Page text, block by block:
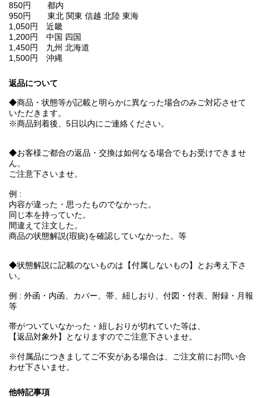
850円 都内
950円 東北 関東 信越 北陸 東海
1,050円 近畿
1,200円 中国 四国
1,450円 九州 北海道
1,500円 沖縄
返品について
◆商品・状態等が記載と明らかに異なった場合のみご対応させて
いただきます。
※商品到着後、5日以内にご連絡ください。
◆お客様ご都合の返品・交換は如何なる場合でもお受けできませ
ん。
ご注意下さいませ。
例 :
内容が違った・思ったものでなかった。
同じ本を持っていた。
間違えて注文した。
商品の状態解説(瑕疵)を確認していなかった。等
◆状態解説に記載のないものは【付属しないもの】とお考え下さ
い。
例 : 外函・内函、カバー、帯、紐しおり、付図・付表、附録・月報
等
帯がついていなかった・紐しおりが切れていた等は、
【返品対象外】となりますのでご注意下さいませ。
※付属品につきましてご不安がある場合は、ご注文前にお問い合
わせ下さいませ。
他特記事項